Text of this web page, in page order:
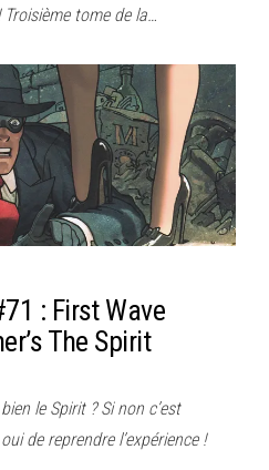
tome de la…
: First Wave
The Spirit
le Spirit ? Si non c’est
de reprendre l’expérience !